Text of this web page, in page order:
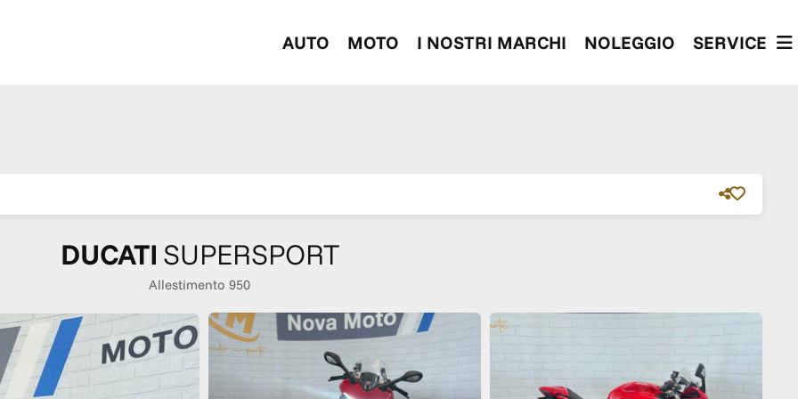
AUTO MOTO I NOSTRI MARCHI NOLEGGIO SERVICE
DUCATI SUPERSPORT
Allestimento 950